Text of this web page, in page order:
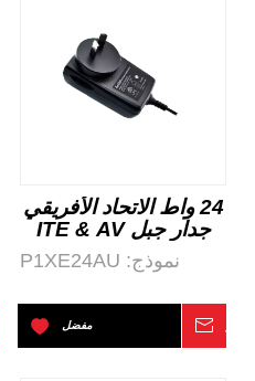
استفسر
24 واط الاتحاد الأفريقي
جدار جبل ITE & AV
والإضاءة AC-DC التيار
الكهربائي
نموذج: P1XE24AU
مفضل